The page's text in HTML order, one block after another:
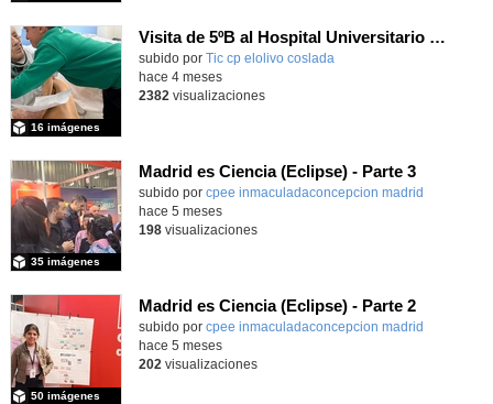
Visita de 5ºB al Hospital Universitario del Henares
subido por Tic cp elolivo coslada
16 imágenes
hace 4 meses
2382 visualizaciones
Madrid es Ciencia (Eclipse) - Parte 3
subido por cpee inmaculadaconcepcion madrid
35 imágenes
hace 5 meses
198visualizaciones
Madrid es Ciencia (Eclipse) - Parte 2
subido por cpee inmaculadaconcepcion madrid
50 imágenes
hace 5 meses
202 visualizaciones